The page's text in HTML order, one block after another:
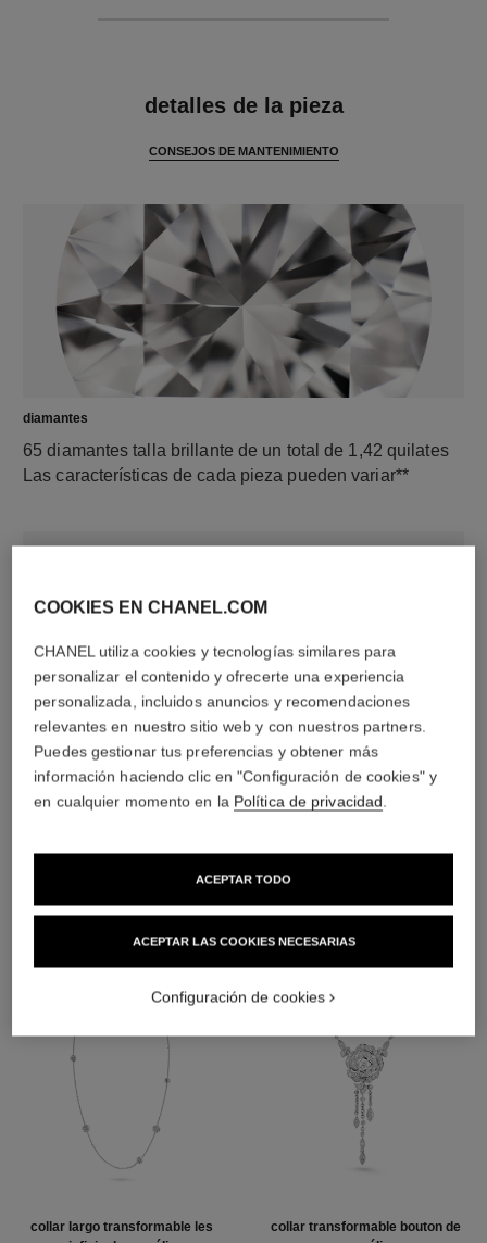
detalles de la pieza
CONSEJOS DE MANTENIMIENTO
diamantes
65 diamantes talla brillante de un total de 1,42 quilates
Las características de cada pieza pueden variar**
material
Oro blanco de 18 quilates
collar largo transformable les
collar transformable bouton de
COOKIES EN CHANEL.COM
CHANEL utiliza cookies y tecnologías similares para
personalizar el contenido y ofrecerte una experiencia
personalizada, incluidos anuncios y recomendaciones
relevantes en nuestro sitio web y con nuestros partners.
Puedes gestionar tus preferencias y obtener más
información haciendo clic en "Configuración de cookies" y
en cualquier momento en la Política de privacidad.
ACEPTAR LAS COOKIES NECESARIAS
ACEPTAR TODO
Configuración de cookies